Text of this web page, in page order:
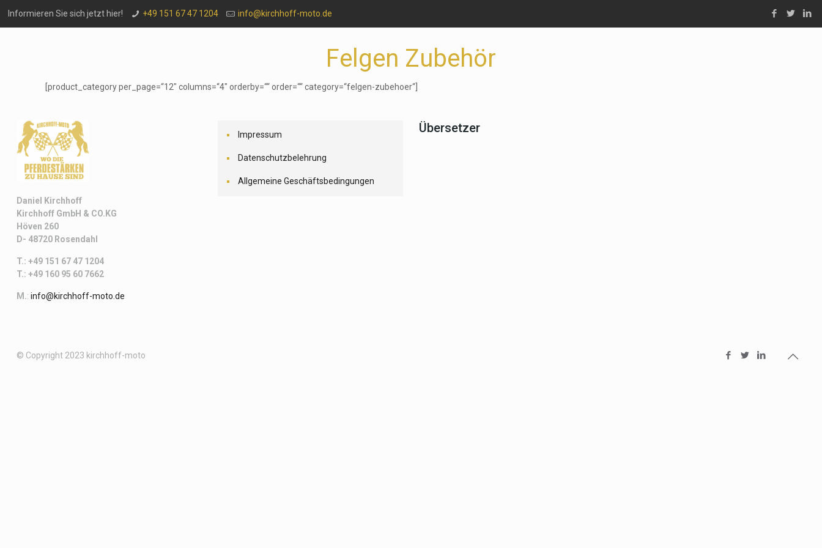
Informieren Sie sich jetzt hier! +49 151 67 47 1204 info@kirchhoff-moto.de
Felgen Zubehör
[product_category per_page=“12″ columns=“4″ orderby=““ order=““ category=“felgen-zubehoer“]
Daniel Kirchhoff
Kirchhoff GmbH & CO.KG
Höven 260
D- 48720 Rosendahl
T.: +49 151 67 47 1204
T.: +49 160 95 60 7662
M.: info@kirchhoff-moto.de
Impressum
Datenschutzbelehrung
Allgemeine Geschäftsbedingungen
Übersetzer
© Copyright 2023 kirchhoff-moto